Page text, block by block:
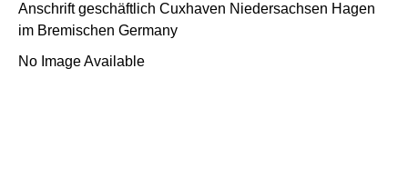
Anschrift geschäftlich Cuxhaven Niedersachsen Hagen
im Bremischen Germany
No Image Available